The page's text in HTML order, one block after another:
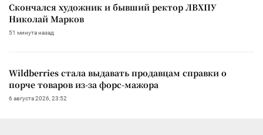
Скончался художник и бывший ректор ЛВХПУ
Николай Марков
51 минута назад
Wildberries стала выдавать продавцам справки о
порче товаров из-за форс-мажора
6 августа 2026, 23:52